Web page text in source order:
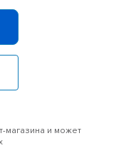
магазина и может